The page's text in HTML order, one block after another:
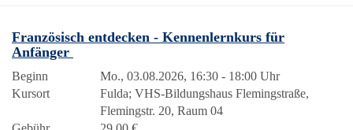
Französisch entdecken - Kennenlernkurs für
Anfänger
Beginn
Mo., 03.08.2026, 16:30 - 18:00 Uhr
Kursort
Fulda; VHS-Bildungshaus Flemingstraße,
Flemingstr. 20, Raum 04